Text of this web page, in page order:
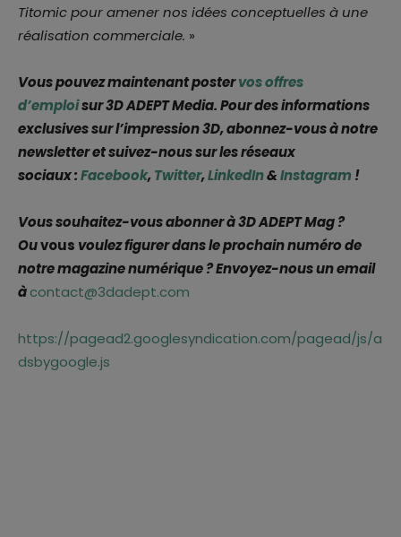
Titomic pour amener nos idées conceptuelles à une
réalisation commerciale. »
Vous pouvez maintenant postervos offres
d’emploisur 3D ADEPT Media. Pour des informations
exclusives sur l’impression 3D, abonnez-vous à notre
newsletter et suivez-nous sur les réseaux
sociaux :Facebook,Twitter,LinkedIn&Instagram !
Vous souhaitez-vous abonner à 3D ADEPT Mag ?
Ouvous voulez figurer dans le prochain numéro de
notre magazine numérique ? Envoyez-nous un email
àcontact@3dadept.com
https://pagead2.googlesyndication.com/pagead/js/a
dsbygoogle.js